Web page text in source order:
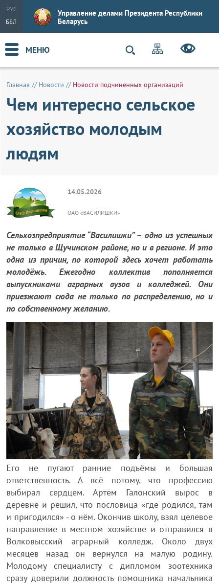
РУС
БЕЛ
Управление делами Президента Республики
Беларусь
МЕНЮ
Главная // Новости // Новости подчиненных организаций
Чем интересно сельское
хозяйство молодым
людям
14.05.2026
ОАО «ВАСИЛИШКИ»
Сельхозпредприятие “Василишки” – одно из успешных
не только в Щучинском районе, но и в регионе. И это
одна из причин, по которой здесь хочет работать
молодёжь. Ежегодно коллектив пополняется
выпускниками аграрных вузов и колледжей. Они
приезжают сюда не только по распределению, но и
по собственному желанию.
Его не пугают ранние подъёмы и большая
ответственность. А всё потому, что профессию
выбирал сердцем. Артём Галонский вырос в
деревне и решил, что пословица «где родился, там
и пригодился» - о нём. Окончив школу, взял целевое
направление в местном хозяйстве и отправился в
Волковысский аграрный колледж. Около двух
месяцев назад он вернулся на малую родину.
Молодому специалисту с дипломом зоотехника
сразу доверили должность помощника начальника